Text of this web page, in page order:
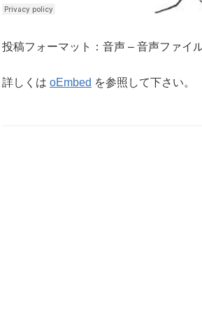
投稿フォーマット：音声 – 音声ファイ
詳しくは oEmbed を参照して下さい。